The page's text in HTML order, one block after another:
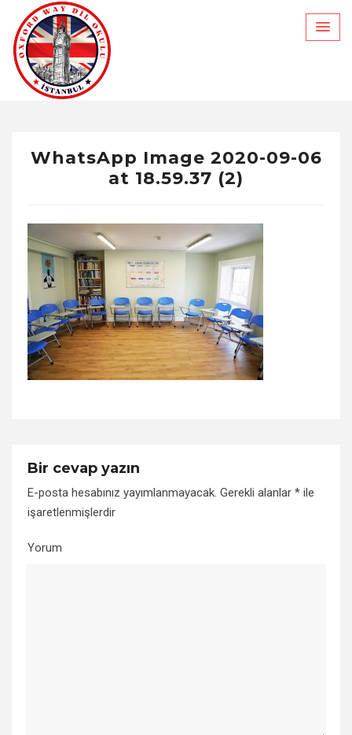
content
WhatsApp Image 2020-09-06
at 18.59.37 (2)
Bir cevap yazın
E-posta hesabınız yayımlanmayacak. Gerekli alanlar * ile
işaretlenmişlerdir
Yorum